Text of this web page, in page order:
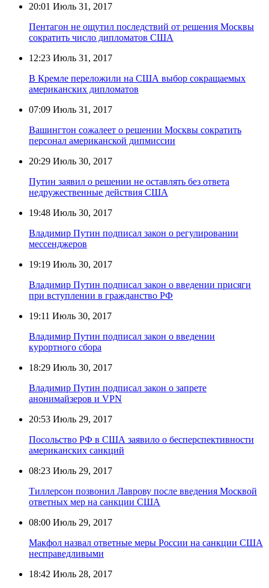
20:01 Июль 31, 2017
Пентагон не ощутил последствий от решения Москвы
сократить число дипломатов США
12:23 Июль 31, 2017
В Кремле переложили на США выбор сокращаемых
американских дипломатов
07:09 Июль 31, 2017
Вашингтон сожалеет о решении Москвы сократить
персонал американской дипмиссии
20:29 Июль 30, 2017
Путин заявил о решении не оставлять без ответа
недружественные действия США
19:48 Июль 30, 2017
Владимир Путин подписал закон о регулировании
мессенджеров
19:19 Июль 30, 2017
Владимир Путин подписал закон о введении присяги
при вступлении в гражданство РФ
19:11 Июль 30, 2017
Владимир Путин подписал закон о введении
курортного сбора
18:29 Июль 30, 2017
Владимир Путин подписал закон о запрете
анонимайзеров и VPN
20:53 Июль 29, 2017
Посольство РФ в США заявило о бесперспективности
американских санкций
08:23 Июль 29, 2017
Тиллерсон позвонил Лаврову после введения Москвой
ответных мер на санкции США
08:00 Июль 29, 2017
Макфол назвал ответные меры России на санкции США
несправедливыми
18:42 Июль 28, 2017